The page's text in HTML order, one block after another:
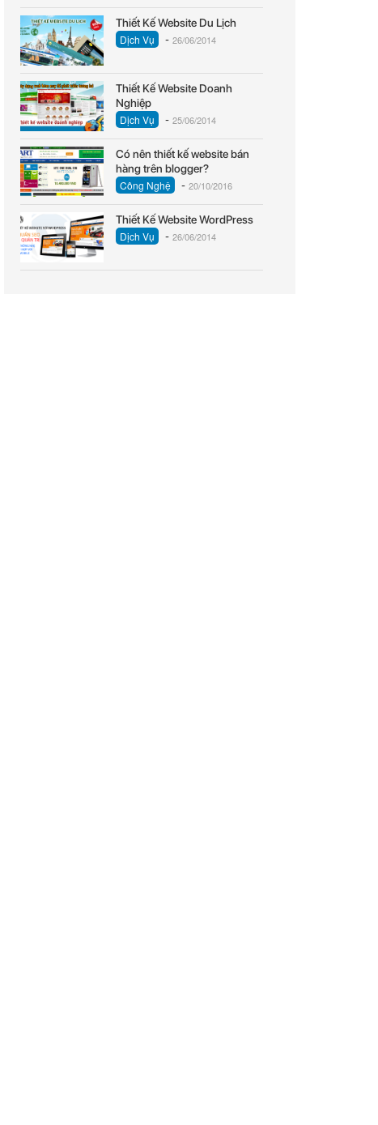
Thiết Kế Website Du Lịch
Dịch Vụ - 26/06/2014
Thiết Kế Website Doanh
Nghiệp
Dịch Vụ - 25/06/2014
Có nên thiết kế website bán
hàng trên blogger?
Công Nghệ - 20/10/2016
Thiết Kế Website WordPress
Dịch Vụ - 26/06/2014